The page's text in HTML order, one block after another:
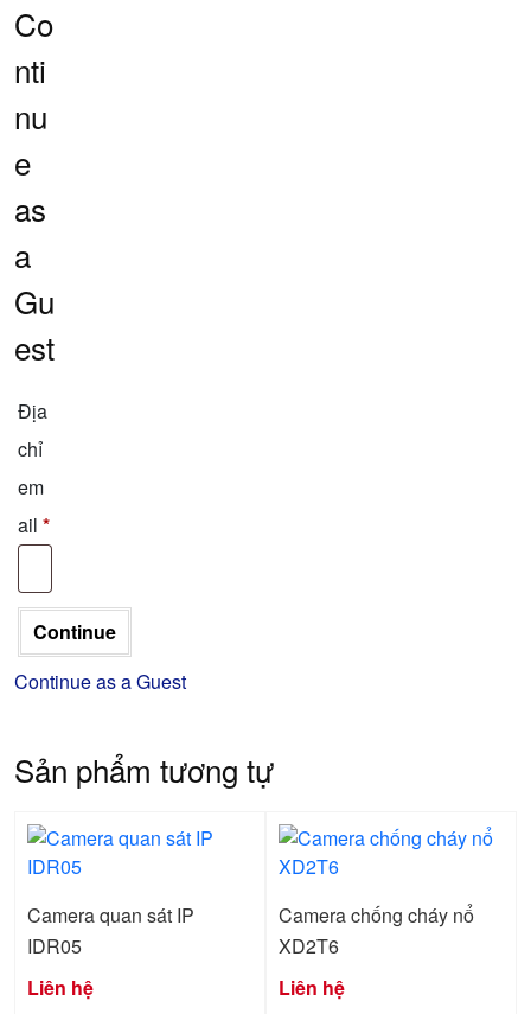
Co
nti
nu
e
as
a
Gu
est
Địa
chỉ
em
ail *
Continue as a Guest
Sản phẩm tương tự
Camera quan sát IP
IDR05
Liên hệ
Camera chống cháy nổ
XD2T6
Liên hệ